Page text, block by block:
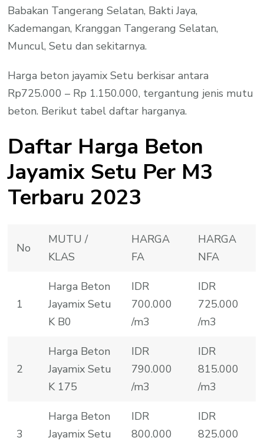
Babakan Tangerang Selatan, Bakti Jaya,
Kademangan, Kranggan Tangerang Selatan,
Muncul, Setu dan sekitarnya.
Harga beton jayamix Setu berkisar antara
Rp725.000 – Rp 1.150.000, tergantung jenis mutu
beton. Berikut tabel daftar harganya.
Daftar Harga Beton
Jayamix Setu Per M3
Terbaru 2023
No
MUTU /
KLAS
HARGA
FA
HARGA
NFA
1
Harga Beton
Jayamix Setu
K B0
IDR
700.000
/m3
IDR
725.000
/m3
2
Harga Beton
Jayamix Setu
K 175
IDR
790.000
/m3
IDR
815.000
/m3
3
Harga Beton
Jayamix Setu
IDR
800.000
IDR
825.000